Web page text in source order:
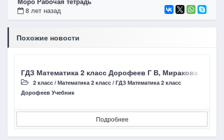
8 лет назад
Похожие новости
ГДЗ Математика 2 класс Дорофеев Г В, Миракова Т Н
2 класс / Математика 2 класс / ГДЗ Математика 2 класс
Дорофеев Учебник
Подробнее